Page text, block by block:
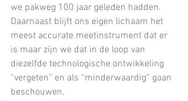
we pakweg 100 jaar geleden hadden.
Daarnaast blijft ons eigen lichaam het
meest accurate meetinstrument dat er
is maar zijn we dat in de loop van
diezelfde technologische ontwikkeling
“vergeten” en als “minderwaardig” gaan
beschouwen.